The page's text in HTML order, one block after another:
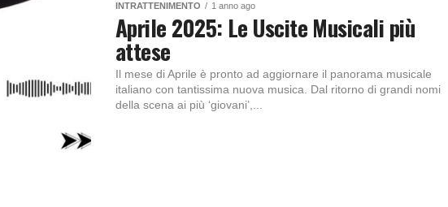
INTRATTENIMENTO 1 anno ago
Aprile 2025: Le Uscite Musicali più
attese
Il mese di Aprile è pronto ad aggiornare il panorama musicale
italiano con tantissima nuova musica. Dal ritorno di grandi nomi
della scena ai più ‘giovani’,...